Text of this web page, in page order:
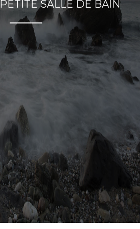
PETITE SALLE DE BAIN